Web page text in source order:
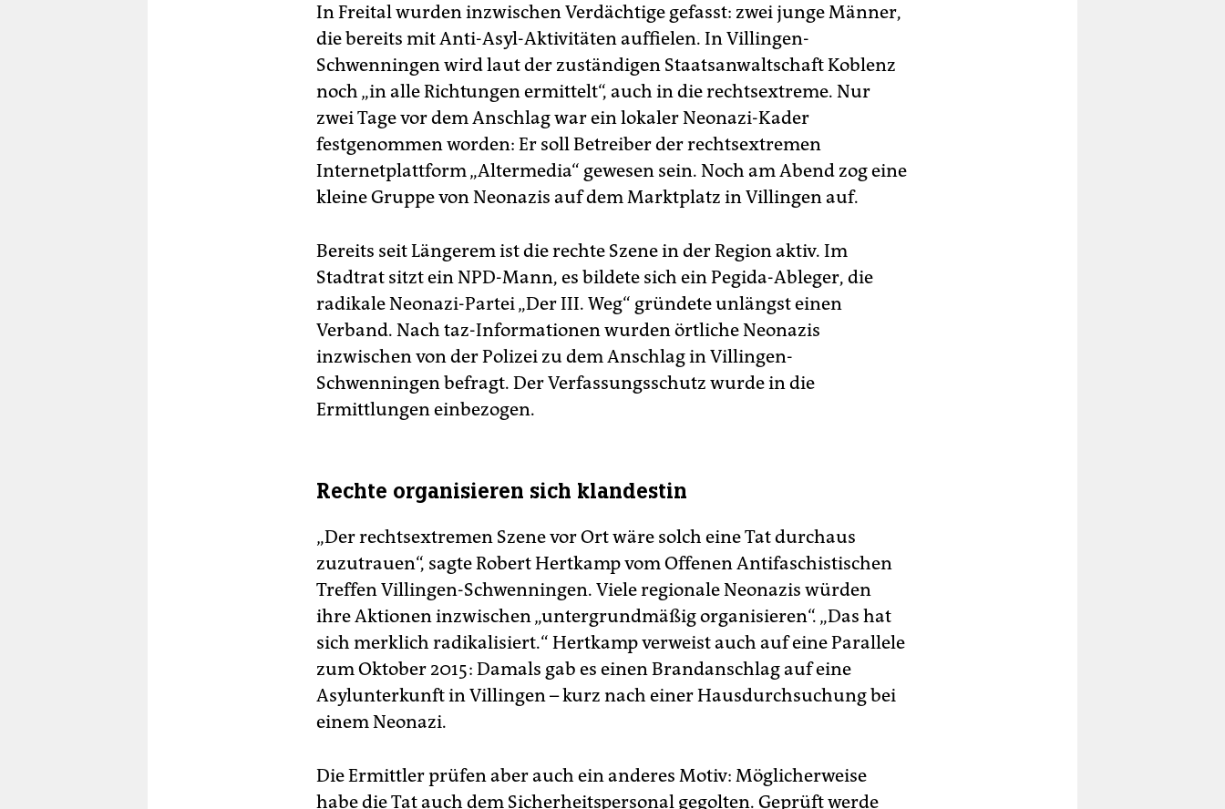
In Freital wurden inzwischen Verdächtige gefasst: zwei junge Männer,
die bereits mit Anti-Asyl-Aktivitäten auffielen. In Villingen-
Schwenningen wird laut der zuständigen Staatsanwaltschaft Koblenz
noch „in alle Richtungen ermittelt“, auch in die rechtsextreme. Nur
zwei Tage vor dem Anschlag war ein lokaler Neonazi-Kader
festgenommen worden: Er soll Betreiber der rechtsextremen
Internetplattform „Altermedia“ gewesen sein. Noch am Abend zog eine
kleine Gruppe von Neonazis auf dem Marktplatz in Villingen auf.
Bereits seit Längerem ist die rechte Szene in der Region aktiv. Im
Stadtrat sitzt ein NPD-Mann, es bildete sich ein Pegida-Ableger, die
radikale Neonazi-Partei „Der III. Weg“ gründete unlängst einen
Verband. Nach taz-Informationen wurden örtliche Neonazis
inzwischen von der Polizei zu dem Anschlag in Villingen-
Schwenningen befragt. Der Verfassungsschutz wurde in die
Ermittlungen einbezogen.
Rechte organisieren sich klandestin
„Der rechtsextremen Szene vor Ort wäre solch eine Tat durchaus
zuzutrauen“, sagte Robert Hertkamp vom Offenen Antifaschistischen
Treffen Villingen-Schwenningen. Viele regionale Neonazis würden
ihre Aktionen inzwischen „untergrundmäßig organisieren“. „Das hat
sich merklich radikalisiert.“ Hertkamp verweist auch auf eine Parallele
zum Oktober 2015: Damals gab es einen Brandanschlag auf eine
Asylunterkunft in Villingen – kurz nach einer Hausdurchsuchung bei
einem Neonazi.
Die Ermittler prüfen aber auch ein anderes Motiv: Möglicherweise
habe die Tat auch dem Sicherheitspersonal gegolten. Geprüft werde